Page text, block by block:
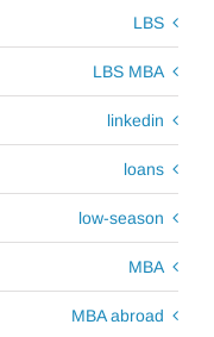
LBS
LBS MBA
linkedin
loans
low-season
MBA
MBA abroad